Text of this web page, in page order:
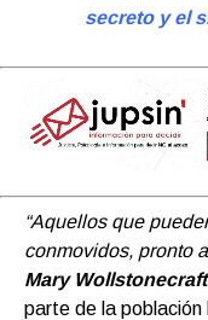
secreto y el
“Aquellos que
conmovidos, pronto
Mary Wollstonecraft
parte de la